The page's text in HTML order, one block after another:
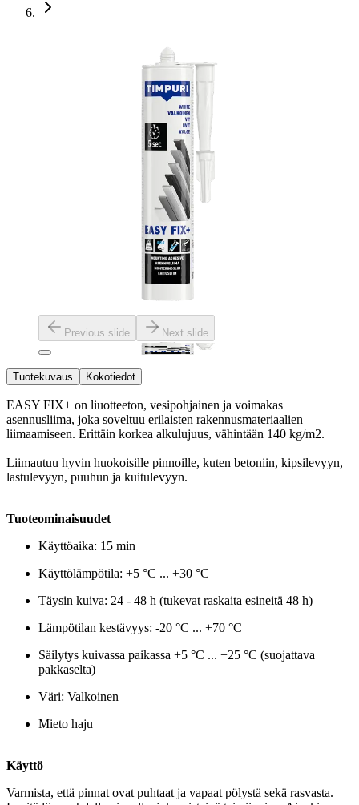
Previous slide Next slide
Tuotekuvaus Kokotiedot
EASY FIX+ on liuotteeton, vesipohjainen ja voimakas
asennusliima, joka soveltuu erilaisten rakennusmateriaalien
liimaamiseen. Erittäin korkea alkulujuus, vähintään 140 kg/m2.
Liimautuu hyvin huokoisille pinnoille, kuten betoniin, kipsilevyyn,
lastulevyyn, puuhun ja kuitulevyyn.
Tuoteominaisuudet
Käyttöaika: 15 min
Käyttölämpötila: +5 °C ... +30 °C
Täysin kuiva: 24 - 48 h (tukevat raskaita esineitä 48 h)
Lämpötilan kestävyys: -20 °C ... +70 °C
Säilytys kuivassa paikassa +5 °C ... +25 °C (suojattava
pakkaselta)
Väri: Valkoinen
Mieto haju
Käyttö
Varmista, että pinnat ovat puhtaat ja vapaat pölystä sekä rasvasta.